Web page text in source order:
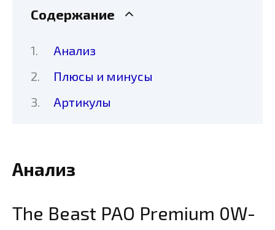
Содержание
Анализ
Плюсы и минусы
Артикулы
Анализ
The Beast PAO Premium 0W-